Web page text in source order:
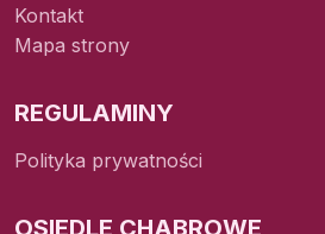
Kontakt
Mapa strony
REGULAMINY
Polityka prywatności